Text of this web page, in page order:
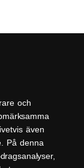
och
även
På denna